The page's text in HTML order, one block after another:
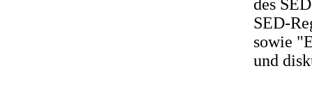
des
SED-
sowie
und